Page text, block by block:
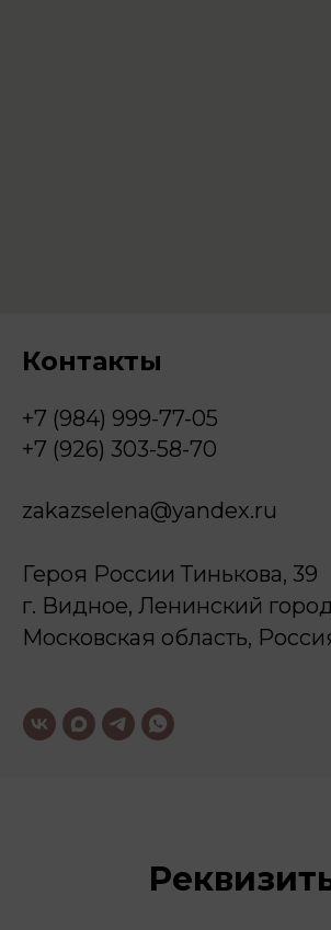
Контакты
+7 (984) 999-77-05
+7 (926) 303-58-70
zakazselena@yandex.ru
Героя России Тинькова, 39
г. Видное, Ленинский
Московская область,